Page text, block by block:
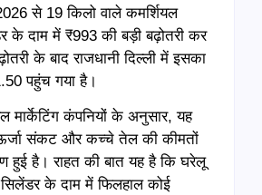
से 19 किलो वाले कमर्शियल
के दाम में ₹993 की बड़ी बढ़ोतरी कर
के बाद राजधानी दिल्ली में इसका
पहुंच गया है।
कंपनियों के अनुसार, यह
ऊर्जा संकट और कच्चे तेल की कीमतों
हुई है। राहत की बात यह है कि घरेलू
के दाम में फिलहाल कोई